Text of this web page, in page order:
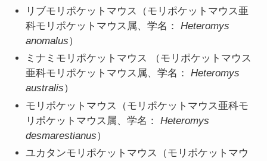
リブモリポケットマウス（モリポケットマウス亜
科モリポケットマウス属、学名：Heteromys
anomalus）
ミナミモリポケットマウス （モリポケットマウス
亜科モリポケットマウス属、学名：Heteromys
australis）
モリポケットマウス（モリポケットマウス亜科モ
リポケットマウス属、学名：Heteromys
desmarestianus）
ユカタンモリポケットマウス（モリポケットマウ